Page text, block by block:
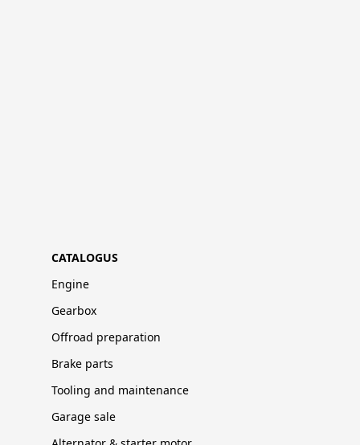
CATALOGUS
Engine
Gearbox
Offroad preparation
Brake parts
Tooling and maintenance
Garage sale